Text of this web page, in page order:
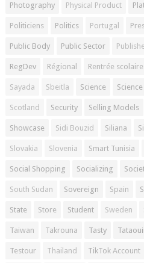
Photography Physical Product
Politiciens Politics Portugal
Public Body Public Sector
RegDev Régional Rentrée scolaire
Sayada Sbeitla Science
Scotland Security Selling Models
Showcase Sidi Bouzid Siliana
Slovakia Slovenia Smart Tunisia
Social Shopping Socializing
South Sudan Sovereign Spain
State Store Student Sweden
Taiwan Takrouna Tasty
Testour Thailand TikTok Account